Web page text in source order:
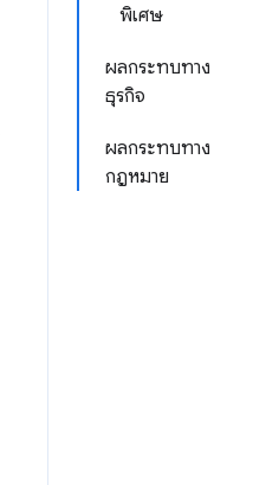
พิเศษ
ผลกระทบทาง
ธุรกิจ
ผลกระทบทาง
กฎหมาย